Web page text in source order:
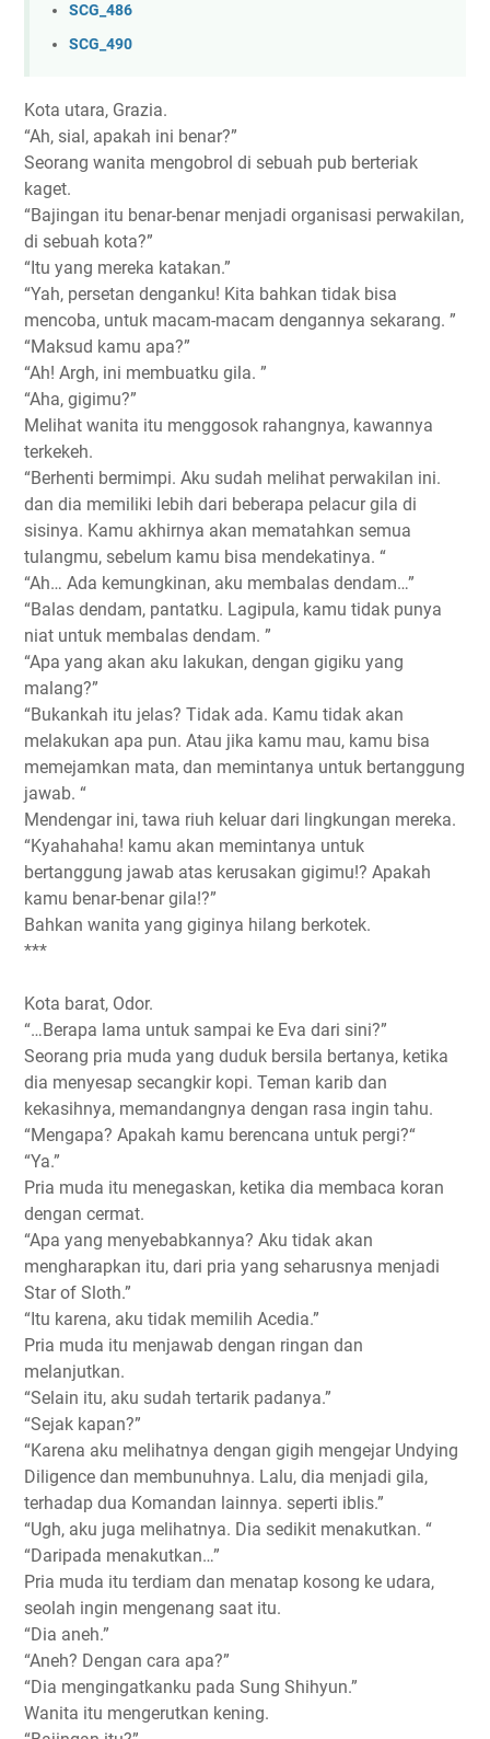
SCG_486
SCG_490
Kota utara, Grazia.
“Ah, sial, apakah ini benar?”
Seorang wanita mengobrol di sebuah pub berteriak
kaget.
“Bajingan itu benar-benar menjadi organisasi perwakilan,
di sebuah kota?”
“Itu yang mereka katakan.”
“Yah, persetan denganku! Kita bahkan tidak bisa
mencoba, untuk macam-macam dengannya sekarang. ”
“Maksud kamu apa?”
“Ah! Argh, ini membuatku gila. ”
“Aha, gigimu?”
Melihat wanita itu menggosok rahangnya, kawannya
terkekeh.
“Berhenti bermimpi. Aku sudah melihat perwakilan ini.
dan dia memiliki lebih dari beberapa pelacur gila di
sisinya. Kamu akhirnya akan mematahkan semua
tulangmu, sebelum kamu bisa mendekatinya. “
“Ah… Ada kemungkinan, aku membalas dendam…”
“Balas dendam, pantatku. Lagipula, kamu tidak punya
niat untuk membalas dendam. ”
“Apa yang akan aku lakukan, dengan gigiku yang
malang?”
“Bukankah itu jelas? Tidak ada. Kamu tidak akan
melakukan apa pun. Atau jika kamu mau, kamu bisa
memejamkan mata, dan memintanya untuk bertanggung
jawab. “
Mendengar ini, tawa riuh keluar dari lingkungan mereka.
“Kyahahaha! kamu akan memintanya untuk
bertanggung jawab atas kerusakan gigimu!? Apakah
kamu benar-benar gila!?”
Bahkan wanita yang giginya hilang berkotek.
***
Kota barat, Odor.
“…Berapa lama untuk sampai ke Eva dari sini?”
Seorang pria muda yang duduk bersila bertanya, ketika
dia menyesap secangkir kopi. Teman karib dan
kekasihnya, memandangnya dengan rasa ingin tahu.
“Mengapa? Apakah kamu berencana untuk pergi?“
“Ya.”
Pria muda itu menegaskan, ketika dia membaca koran
dengan cermat.
“Apa yang menyebabkannya? Aku tidak akan
mengharapkan itu, dari pria yang seharusnya menjadi
Star of Sloth.”
“Itu karena, aku tidak memilih Acedia.”
Pria muda itu menjawab dengan ringan dan
melanjutkan.
“Selain itu, aku sudah tertarik padanya.”
“Sejak kapan?”
“Karena aku melihatnya dengan gigih mengejar Undying
Diligence dan membunuhnya. Lalu, dia menjadi gila,
terhadap dua Komandan lainnya. seperti iblis.”
“Ugh, aku juga melihatnya. Dia sedikit menakutkan. “
“Daripada menakutkan…”
Pria muda itu terdiam dan menatap kosong ke udara,
seolah ingin mengenang saat itu.
“Dia aneh.”
“Aneh? Dengan cara apa?”
“Dia mengingatkanku pada Sung Shihyun.”
Wanita itu mengerutkan kening.